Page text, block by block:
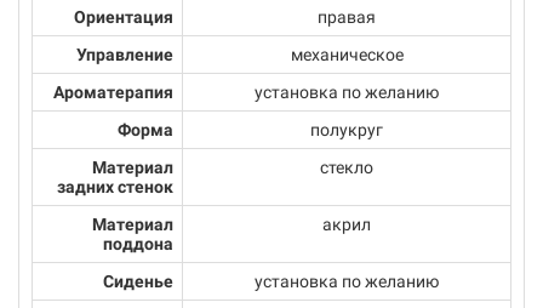
Ориентация
правая
Управление
механическое
Ароматерапия
установка по желанию
Форма
полукруг
Материал
задних стенок
стекло
Материал
поддона
акрил
Сиденье
установка по желанию